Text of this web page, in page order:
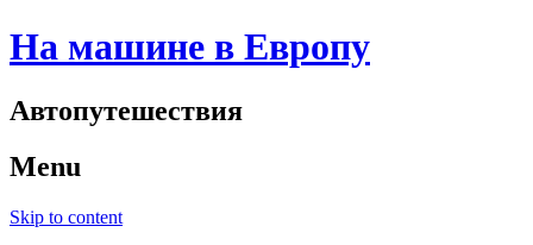
На машине в Европу
Автопутешествия
Menu
Skip to content